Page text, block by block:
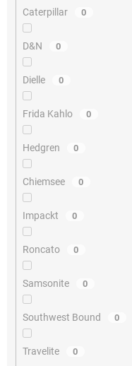
Caterpillar 0
D&N 0
Dielle 0
Frida Kahlo 0
Hedgren 0
Chiemsee 0
Impackt 0
Roncato 0
Samsonite 0
Southwest Bound 0
Travelite 0